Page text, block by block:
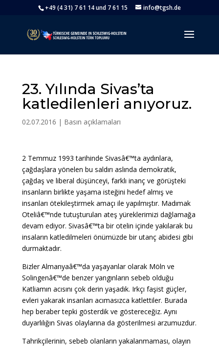
+49 (4 31) 7 61 14 und 7 61 15 info@tgsh.de
23. Yılında Sivas’ta
katledilenleri anıyoruz.
02.07.2016 | Basın açıklamaları
2 Temmuz 1993 tarihinde Sivasâ€™ta aydınlara,
çağdaşlara yönelen bu saldırı aslında demokratik,
çağdaş ve liberal düşünceyi, farklı inanç ve görüşteki
insanların birlikte yaşama isteğini hedef almış ve
insanları ötekileştirmek amaçı ile yapılmıştır. Madımak
Oteliâ€™nde tutuşturulan ateş yüreklerimizi dağlamağa
devam ediyor. Sivasâ€™ta bir otelin içinde yakılarak bu
insaların katledilmeleri önümüzde bir utanç abidesi gibi
durmaktadır.
Bizler Almanyaâ€™da yaşayanlar olarak Möln ve
Solingenâ€™de benzer yangınların sebeb olduğu
Katliamın acısını çok derin yaşadık. Irkçı faşist güçler,
evleri yakarak insanları acımasızca katlettiler. Burada
hep beraber tepki gösterdik ve göstereceğiz. Aynı
duyarlılığın Sivas olaylarına da gösterilmesi arzumuzdur.
Tahrikçilerinin, sebeb olanların yakalanmaması, olayın